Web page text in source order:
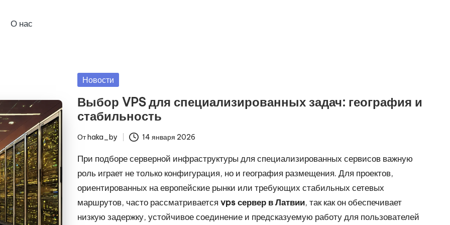
О нас
Опубликовано
Новости
Выбор VPS для специализированных задач: география и
стабильность
Запись
от
Отhaka_by 14 января 2026
При подборе серверной инфраструктуры для специализированных сервисов важную
роль играет не только конфигурация, но и география размещения. Для проектов,
ориентированных на европейские рынки или требующих стабильных сетевых
маршрутов, часто рассматриваетсяvps сервер в Латвии, так как он обеспечивает
низкую задержку, устойчивое соединение и предсказуемую работу для пользователей